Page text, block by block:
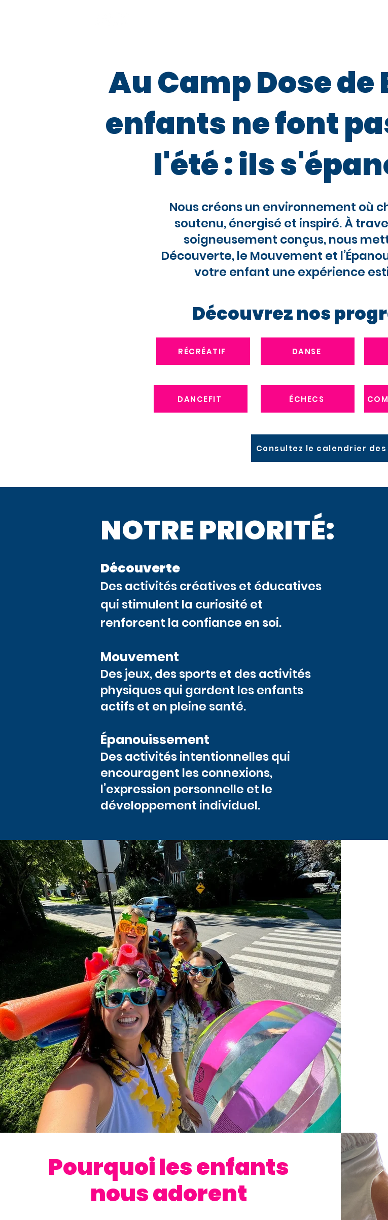
Au Camp Dose
enfants ne font
l'été : ils
Nous créons un environnement où
soutenu, énergisé et inspiré. À
soigneusement conçus, nous
Découverte, le Mouvement et
votre enfant une expérience
Découvrez nos
RÉCRÉATIF DANSE
DANCEFIT ÉCHECS
Consultez le calendrier
Découverte
Des activités créatives et éducatives
qui stimulent la curiosité et
renforcent la confiance en soi.
Mouvement
Des jeux, des sports et des activités
physiques qui gardent les enfants
actifs et en pleine santé.
Épanouissement
Des activités intentionnelles qui
encouragent les connexions,
l’expression personnelle et le
développement individuel.
NOTRE PRIORITÉ:
Pourquoi les enfants
nous adorent